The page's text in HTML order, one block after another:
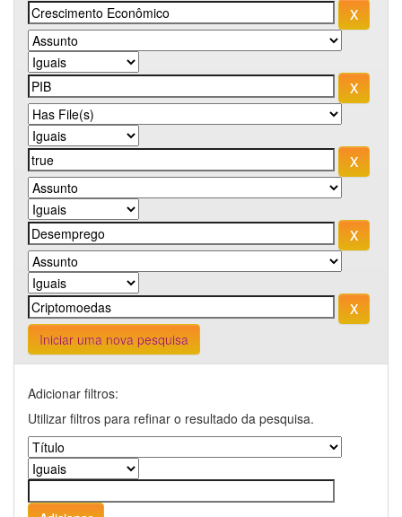
Iniciar uma nova pesquisa
Adicionar filtros:
Utilizar filtros para refinar o resultado da pesquisa.